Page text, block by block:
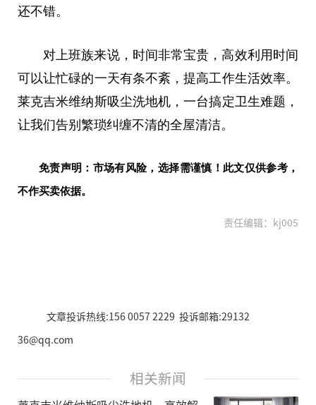
还不错。
对上班族来说，时间非常宝贵，高效利用时间
可以让忙碌的一天有条不紊，提高工作生活效率。
莱克吉米维纳斯吸尘洗地机，一台搞定卫生难题，
让我们告别繁琐纠缠不清的全屋清洁。
免责声明：市场有风险，选择需谨慎！此文仅供参考，
不作买卖依据。
责任编辑：kj005
文章投诉热线:156 0057 2229 投诉邮箱:29132
36@qq.com
相关新闻